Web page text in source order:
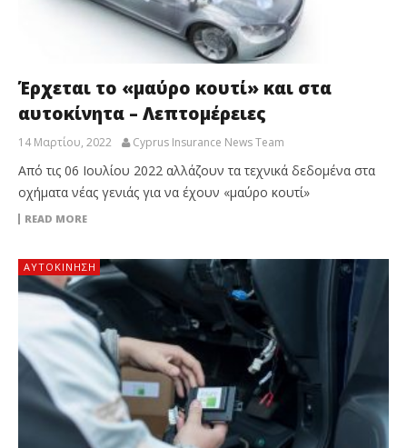
Έρχεται το «μαύρο κουτί» και στα
αυτοκίνητα – Λεπτομέρειες
14 Μαρτίου, 2022 Cyprus Insurance News Team
Από τις 06 Ιουλίου 2022 αλλάζουν τα τεχνικά δεδομένα στα
οχήματα νέας γενιάς για να έχουν «μαύρο κουτί»
READ MORE
ΑΥΤΟΚΙΝΗΣΗ